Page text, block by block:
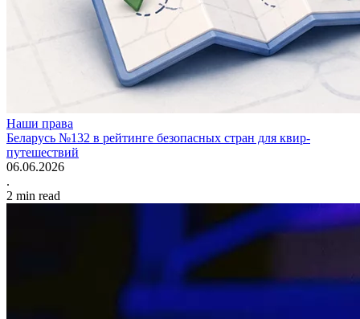
Наши права
Беларусь №132 в рейтинге безопасных стран для квир-
путешествий
06.06.2026
.
2 min read